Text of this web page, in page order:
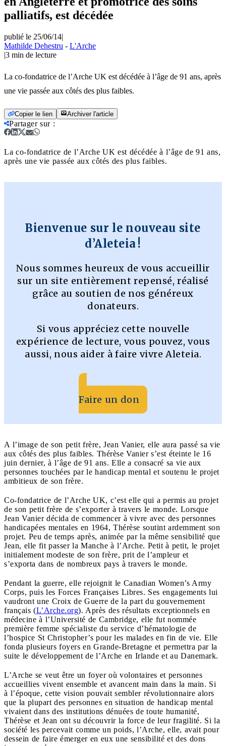
palliatifs, est décédée
publié le 25/06/14|
Mathilde Dehestru - L'Arche
|3 min de lecture
La co-fondatrice de l’Arche UK est décédée à l’âge de 91 ans, après
une vie passée aux côtés des plus faibles.
Copier le lien Archiver l'article
Partager sur:
La co-fondatrice de l’Arche UK est décédée à l’âge de 91 ans,
après une vie passée aux côtés des plus faibles.
Bienvenue sur le nouveau site
d’Aleteia !
Nous sommes heureux de vous accueillir
sur un site entièrement repensé, réalisé
grâce au soutien de nos généreux
donateurs.
Si vous appréciez cette nouvelle
expérience de lecture, vous pouvez, vous
aussi, nous aider à faire vivre Aleteia.
Faire un don
A l’image de son petit frère, Jean Vanier, elle aura passé sa vie
aux côtés des plus faibles. Thérèse Vanier s’est éteinte le 16
juin dernier, à l’âge de 91 ans. Elle a consacré sa vie aux
personnes touchées par le handicap mental et soutenu le projet
ambitieux de son frère.
Co-fondatrice de l’Arche UK, c’est elle qui a permis au projet
de son petit frère de s’exporter à travers le monde. Lorsque
Jean Vanier décida de commencer à vivre avec des personnes
handicapées mentales en 1964, Thérèse soutint ardemment son
projet. Peu de temps après, animée par la même sensibilité que
Jean, elle fit passer la Manche à l’Arche. Petit à petit, le projet
initialement modeste de son frère, prit de l’ampleur et
s’exporta dans de nombreux pays à travers le monde.
Pendant la guerre, elle rejoignit le Canadian Women’s Army
Corps, puis les Forces Françaises Libres. Ses engagements lui
vaudront une Croix de Guerre de la part du gouvernement
français (L’Arche.org). Après des résultats exceptionnels en
médecine à l’Université de Cambridge, elle fut nommée
première femme spécialiste du service d’hématologie de
l’hospice St Christopher’s pour les malades en fin de vie. Elle
fonda plusieurs foyers en Grande-Bretagne et permettra par la
suite le développement de l’Arche en Irlande et au Danemark.
L’Arche se veut être un foyer où volontaires et personnes
accueillies vivent ensemble et avancent main dans la main. Si
à l’époque, cette vision pouvait sembler révolutionnaire alors
que la plupart des personnes en situation de handicap mental
vivaient dans des institutions dénuées de toute humanité,
Thérèse et Jean ont su découvrir la force de leur fragilité. Si la
société les percevait comme un poids, l’Arche, elle, avait pour
dessein de faire émerger en eux une sensibilité et des dons